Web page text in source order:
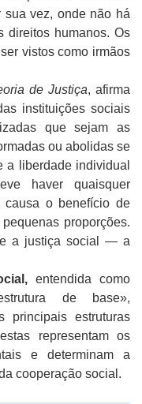
sua vez, onde não há
direitos humanos. Os
vistos como irmãos
de Justiça, afirma
instituições sociais
que sejam as
ou abolidas se
a liberdade individual
haver quaisquer
causa o benefício de
proporções.
a justiça social — a
entendida como
de base»,
principais estruturas
representam os
e determinam a
cooperação social.